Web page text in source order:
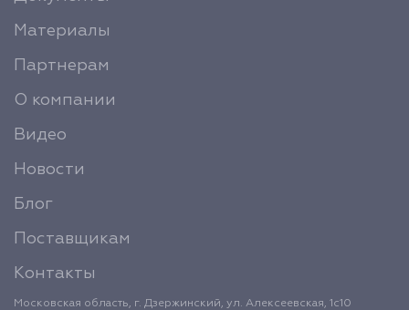
Материалы
Партнерам
О компании
Видео
Новости
Блог
Поставщикам
Контакты
Московская область, г. Дзержинский, ул. Алексеевская, 1с10